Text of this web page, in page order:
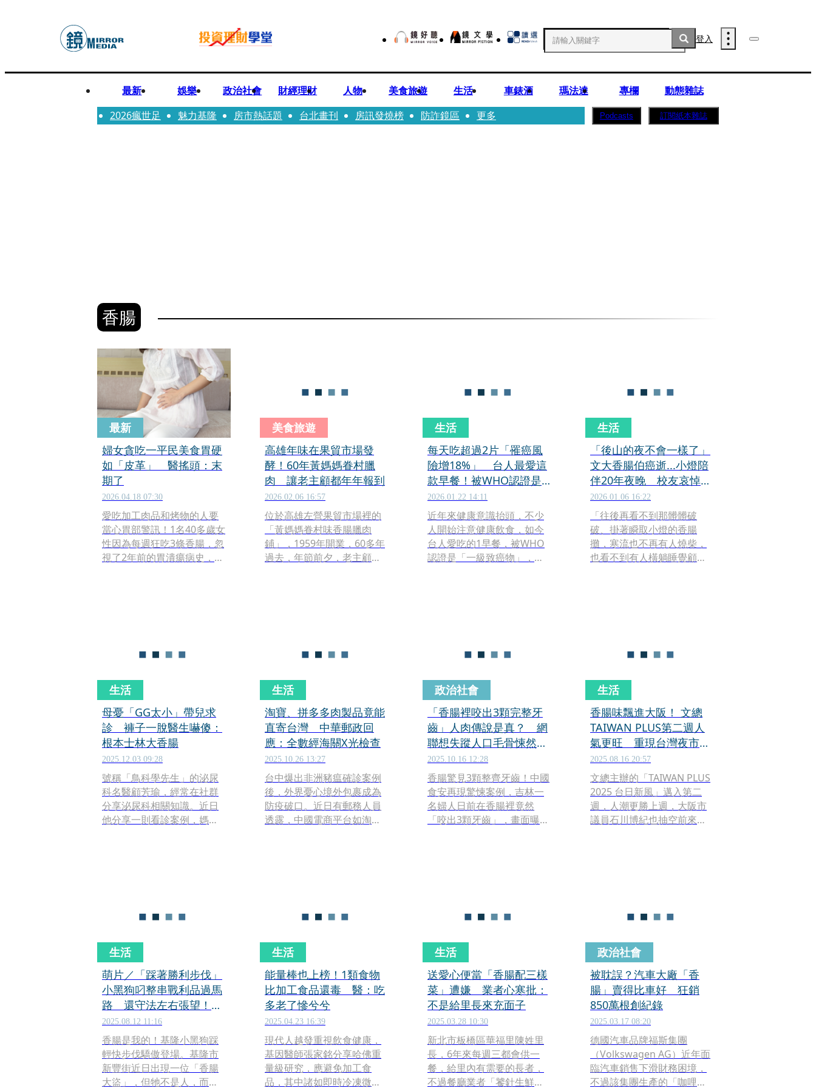
登入
最新 娛樂 政治社會 財經理財 人物 美食旅遊 生活 車錶酒 瑪法達 專欄
動態雜誌
2026瘋世足
魅力基隆 房市熱話題 台北畫刊 房訊發燒榜 防詐鏡區 更多 Podcasts 訂閱紙本雜誌
香腸
最新
婦女貪吃一平民美食胃硬
如「皮革」 醫搖頭：末
期了
2026.04.18 07:30
愛吃加工肉品和烤物的人要
當心胃部警訊！1名40多歲女
性因為每週狂吃3條香腸，忽
視了2年前的胃潰瘍病史，直
美食旅遊
高雄年味在果貿市場發
酵！60年黃媽媽眷村臘
肉 讓老主顧都年年報到
2026.02.06 16:57
位於高雄左營果貿市場裡的
「黃媽媽眷村味香腸臘肉
鋪」，1959年開業，60多年
過去，年節前夕，老主顧熟
生活
每天吃超過2片「罹癌風
險增18%」 台人最愛這
款早餐！被WHO認證是
一級致癌物
2026.01.22 14:11
近年來健康意識抬頭，不少
人開始注意健康飲食，如今
台人愛吃的1早餐，被WHO
認證是「一級致癌物」，醫
生活
「後山的夜不會一樣了」
文大香腸伯癌逝...小燈陪
伴20年夜晚 校友哀悼：
寒流也不再有人燒柴
2026.01.06 16:22
「往後再看不到那髒髒破
破、掛著瞬取小燈的香腸
攤，寒流也不再有人燒柴，
也看不到有人橫躺睡覺顧香
生活
母憂「GG太小」帶兒求
診 褲子一脫醫生嚇傻：
根本士林大香腸
2025.12.03 09:28
號稱「鳥科學先生」的泌尿
科名醫顧芳瑜，經常在社群
分享泌尿科相關知識。近日
他分享一則看診案例，媽媽
生活
淘寶、拼多多肉製品竟能
直寄台灣 中華郵政回
應：全數經海關X光檢查
2025.10.26 13:27
台中爆出非洲豬瘟確診案例
後，外界憂心境外包裹成為
防疫破口。近日有郵務人員
透露，中國電商平台如淘
產品，會立即通知農業部防
政治社會
「香腸裡咬出3顆完整牙
齒」人肉傳說是真？ 網
聯想失蹤人口毛骨悚然：
這誰的
2025.10.16 12:28
香腸驚見3顆整齊牙齒！中國
食安再現驚悚案例，吉林一
名婦人日前在香腸裡竟然
「咬出3顆牙齒」，畫面曝光
起的牙齒」，讓人反胃到不
生活
香腸味飄進大阪！ 文總
TAIWAN PLUS第二週人
氣更旺 重現台灣夜市場
景
2025.08.16 20:57
文總主辦的「TAIWAN PLUS
2025 台日新風」邁入第二
週，人潮更勝上週，大阪市
議員石川博紀也抽空前來力
活動，吸引眾多民眾圍觀，
的台灣夜市。
生活
萌片／「踩著勝利步伐」
小黑狗叼整串戰利品過馬
路 還守法左右張望！網
笑：誰家香腸不見了
2025.08.12 11:16
香腸是我的！基隆小黑狗踩
輕快步伐驕傲登場。基隆市
新豐街近日出現一位「香腸
大盜」，但牠不是人，而是
生活
能量棒也上榜！1類食物
比加工食品還毒 醫：吃
多老了慘兮兮
2025.04.23 16:39
現代人越發重視飲食健康，
基因醫師張家銘分享哈佛重
量級研究，應避免加工食
品，其中諸如即時冷凍微波
生活
送愛心便當「香腸配三樣
菜」遭嫌 業者心寒批：
不是給里長來充面子
2025.03.28 10:30
新北市板橋區華福里陳姓里
長，6年來每週三都會供一
餐，給里內有需要的長者，
不過餐廳業者「饕針生鮮嚴
政治社會
被耽誤？汽車大廠「香
腸」賣得比車好 狂銷
850萬根創紀錄
2025.03.17 08:20
德國汽車品牌福斯集團
（Volkswagen AG）近年面
臨汽車銷售下滑財務困境，
不過該集團生產的「咖哩香